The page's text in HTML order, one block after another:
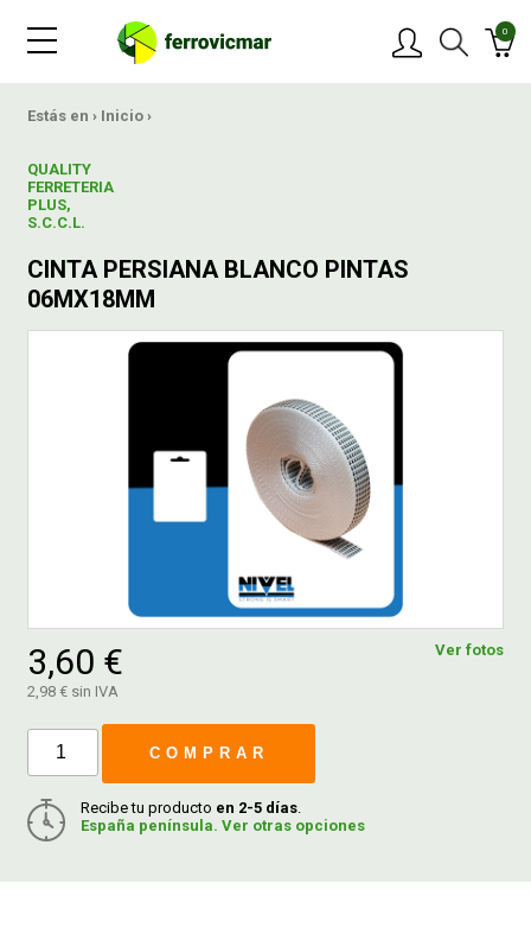
0
Estás en › Inicio ›
QUALITY
FERRETERIA
PLUS,
S.C.C.L.
CINTA PERSIANA BLANCO PINTAS
06MX18MM
Ver fotos
3,60 €
2,98 € sin IVA
COMPRAR
Recibe tu producto en 2-5 días.
España península. Ver otras opciones
OFERTAS
NOVEDADES
BLOG
CONTACTAR
FERROVICMAR
CATÁLOGOS
GUÍAS